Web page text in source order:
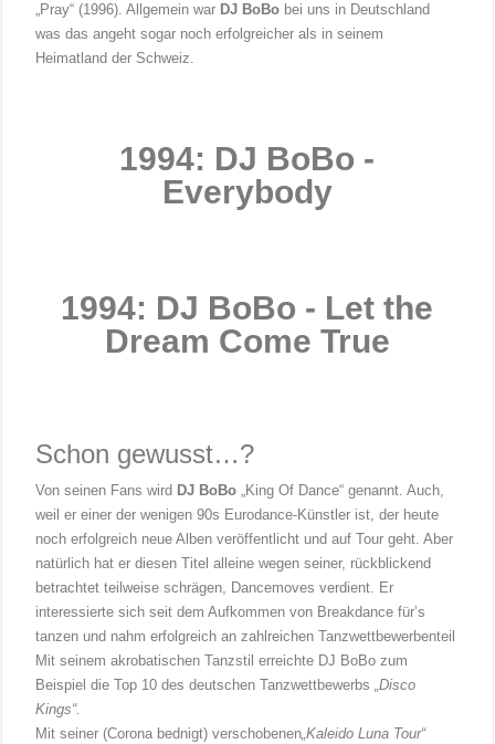
„Pray“ (1996). Allgemein war DJ BoBo bei uns in Deutschland
was das angeht sogar noch erfolgreicher als in seinem
Heimatland der Schweiz.
1994: DJ BoBo -
Everybody
1994: DJ BoBo - Let the
Dream Come True
Schon gewusst…?
Von seinen Fans wird DJ BoBo „King Of Dance“ genannt. Auch,
weil er einer der wenigen 90s Eurodance-Künstler ist, der heute
noch erfolgreich neue Alben veröffentlicht und auf Tour geht. Aber
natürlich hat er diesen Titel alleine wegen seiner, rückblickend
betrachtet teilweise schrägen, Dancemoves verdient. Er
interessierte sich seit dem Aufkommen von Breakdance für’s
tanzen und nahm erfolgreich an zahlreichen Tanzwettbewerbenteil
Mit seinem akrobatischen Tanzstil erreichte DJ BoBo zum
Beispiel die Top 10 des deutschen Tanzwettbewerbs„Disco
Kings“.
Mit seiner (Corona bednigt) verschobenen„Kaleido Luna Tour“